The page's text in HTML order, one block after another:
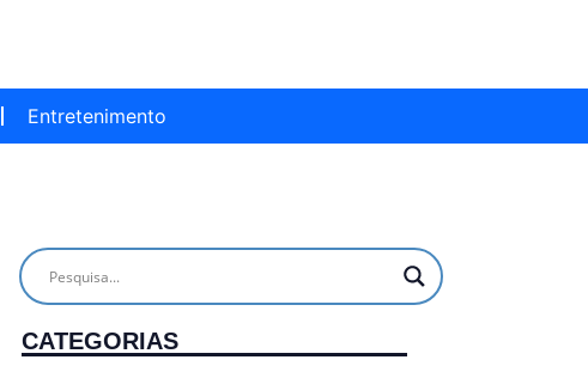
Entretenimento
CATEGORIAS